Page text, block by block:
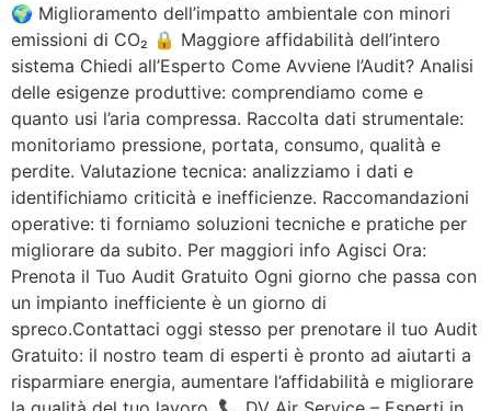
🌍 Miglioramento dell’impatto ambientale con minori
emissioni di CO₂ 🔒 Maggiore affidabilità dell’intero
sistema Chiedi all’Esperto Come Avviene l’Audit? Analisi
delle esigenze produttive: comprendiamo come e
quanto usi l’aria compressa. Raccolta dati strumentale:
monitoriamo pressione, portata, consumo, qualità e
perdite. Valutazione tecnica: analizziamo i dati e
identifichiamo criticità e inefficienze. Raccomandazioni
operative: ti forniamo soluzioni tecniche e pratiche per
migliorare da subito. Per maggiori info Agisci Ora:
Prenota il Tuo Audit Gratuito Ogni giorno che passa con
un impianto inefficiente è un giorno di
spreco.Contattaci oggi stesso per prenotare il tuo Audit
Gratuito: il nostro team di esperti è pronto ad aiutarti a
risparmiare energia, aumentare l’affidabilità e migliorare